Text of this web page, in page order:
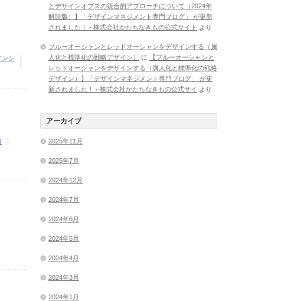
ンシ
とデザインオプスの統合的アプローチについて（2024年
解説版）】「デザインマネジメント専門ブログ」 が更新
されました！ - 株式会社かたちなきもの公式サイト
より
ブルーオーシャンとレッドオーシャンをデザインする（属
人化と標準化の戦略デザイン）
に
【ブルーオーシャンと
レッドオーシャンをデザインする（属人化と標準化の戦略
デザイン）】「デザインマネジメント専門ブログ」 が更
新されました！ - 株式会社かたちなきもの公式サイ より
アーカイブ
2025年11月
2025年7月
2024年12月
2024年7月
2024年6月
2024年5月
2024年4月
2024年3月
2024年1月